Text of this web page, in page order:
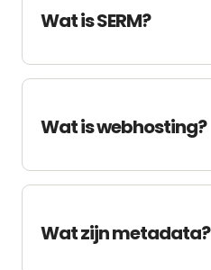
Wat is SERM?
Wat is webhosting?
Wat zijn metadata?